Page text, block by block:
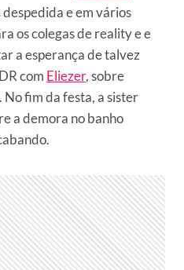
e em vários
os colegas de reality e e
a esperança de talvez
com Eliezer, sobre
fim da festa, a sister
a demora no banho